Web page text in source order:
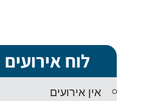
לוח אירועים
אין אירועים